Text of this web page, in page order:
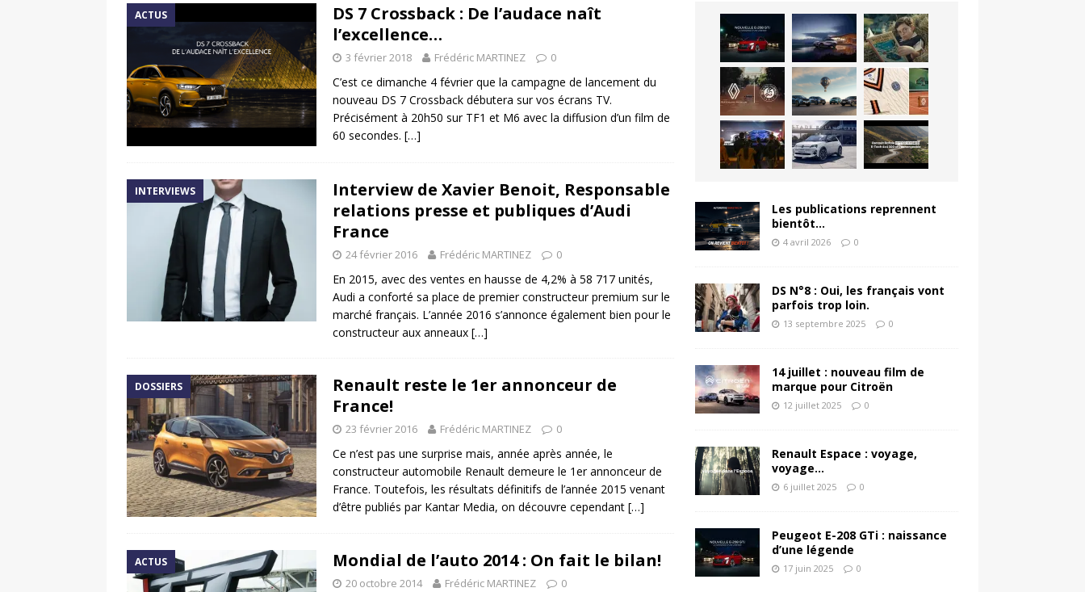
ACTUS
DS 7 Crossback : De l’audace naît
l’excellence…
3 février 2018 Frédéric MARTINEZ 0
C’est ce dimanche 4 février que la campagne de lancement du
nouveau DS 7 Crossback débutera sur vos écrans TV.
Précisément à 20h50 sur TF1 et M6 avec la diffusion d’un film de
60 secondes. […]
INTERVIEWS
Interview de Xavier Benoit, Responsable
relations presse et publiques d’Audi
France
24 février 2016 Frédéric MARTINEZ 0
En 2015, avec des ventes en hausse de 4,2% à 58 717 unités,
Audi a conforté sa place de premier constructeur premium sur le
marché français. L’année 2016 s’annonce également bien pour le
constructeur aux anneaux […]
DOSSIERS
Renault reste le 1er annonceur de
France!
23 février 2016 Frédéric MARTINEZ 0
Ce n’est pas une surprise mais, année après année, le
constructeur automobile Renault demeure le 1er annonceur de
France. Toutefois, les résultats définitifs de l’année 2015 venant
d’être publiés par Kantar Media, on découvre cependant […]
ACTUS Mondial de l’auto 2014 : On fait le bilan!
20 octobre 2014 Frédéric MARTINEZ 0
Les publications reprennent
bientôt…
4 avril 2026 0
DS N°8 : Oui, les français vont
parfois trop loin.
13 septembre 2025 0
14 juillet : nouveau film de
marque pour Citroën
12 juillet 2025 0
Renault Espace : voyage,
voyage…
6 juillet 2025 0
Peugeot E-208 GTi : naissance
d’une légende
17 juin 2025 0